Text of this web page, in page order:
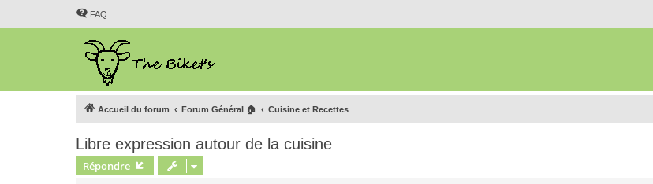
FAQ
Accueil du forum Forum Général 🏠 Cuisine et Recettes
Libre expression autour de la cuisine
Répondre